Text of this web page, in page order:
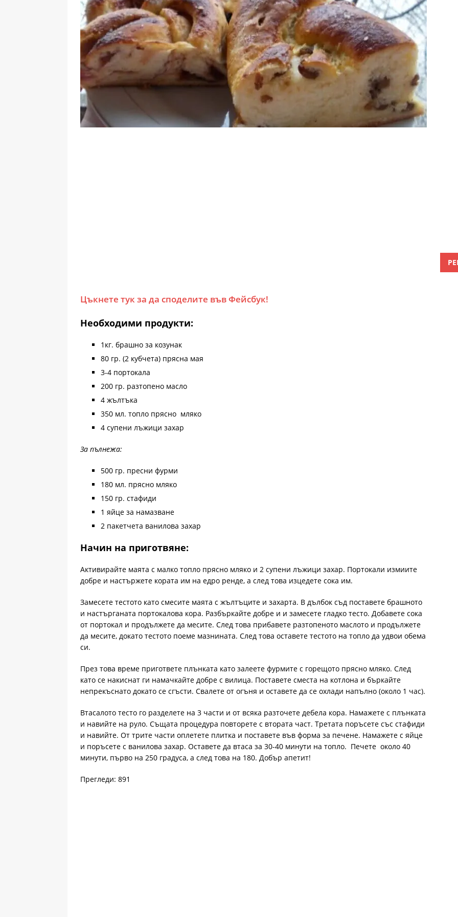
Цъкнете тук за да споделите във Фейсбук!
Необходими продукти:
1кг. брашно за козунак
80 гр. (2 кубчета) прясна мая
3-4 портокала
200 гр. разтопено масло
4 жълтъка
350 мл. топло прясно мляко
4 супени лъжици захар
За пълнежа:
500 гр. пресни фурми
180 мл. прясно мляко
150 гр. стафиди
1 яйце за намазване
2 пакетчета ванилова захар
Начин на приготвяне:
Активирайте маята с малко топло прясно мляко и 2 супени лъжици захар. Портокали измиите
добре и настържете кората им на едро ренде, а след това изцедете сока им.
Замесете тестото като смесите маята с жълтъците и захарта. В дълбок съд поставете брашното
и настърганата портокалова кора. Разбъркайте добре и и замесете гладко тесто. Добавете сока
от портокал и продължете да месите. След това прибавете разтопеното маслото и продължете
да месите, докато тестото поеме мазнината. След това оставете тестото на топло да удвои обема
си.
През това време пригответе плънката като залеете фурмите с горещото прясно мляко. След
като се накиснат ги намачкайте добре с вилица. Поставете сместа на котлона и бъркайте
непрекъснато докато се сгъсти. Свалете от огъня и оставете да се охлади напълно (около 1 час).
Втасалото тесто го разделете на 3 части и от всяка разточете дебела кора. Намажете с плънката
и навийте на руло. Същата процедура повторете с втората част. Третата поръсете със стафиди
и навийте. От трите части оплетете плитка и поставете във форма за печене. Намажете с яйце
и поръсете с ванилова захар. Оставете да втаса за 30-40 минути на топло. Печете около 40
минути, първо на 250 градуса, а след това на 180. Добър апетит!
Прегледи: 891